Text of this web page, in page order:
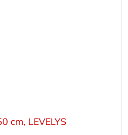
cm, LEVELYS